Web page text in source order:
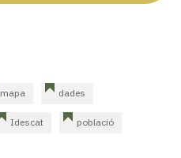
mapa dades
Idescat població